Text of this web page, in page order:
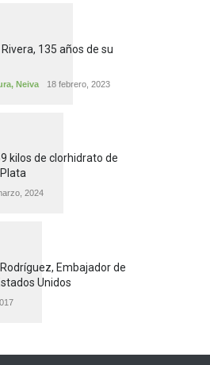
135 años de su
, Neiva 18 febrero, 2023
kilos de clorhidrato de
2024
Embajador de
Unidos